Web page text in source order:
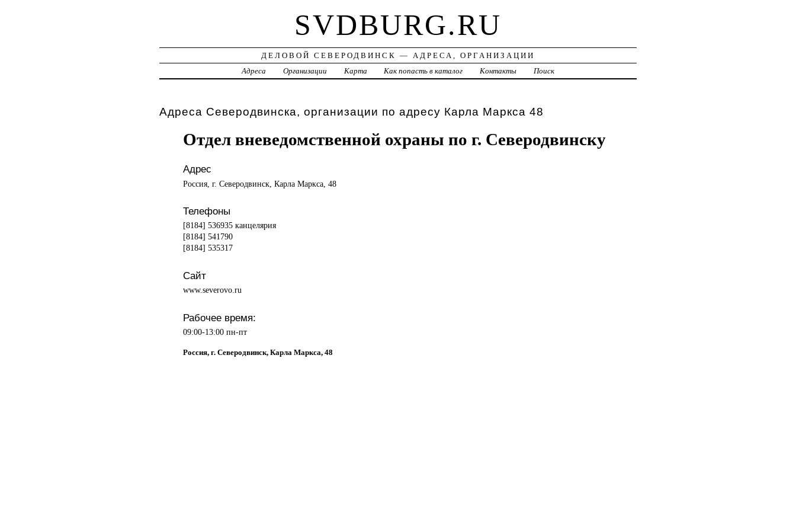
SVDBURG.RU
ДЕЛОВОЙ СЕВЕРОДВИНСК — АДРЕСА, ОРГАНИЗАЦИИ
Адреса
Организации Карта Как попасть в каталог Контакты Поиск
Адреса Северодвинска, организации по адресу Карла Маркса 48
Отдел вневедомственной охраны по г. Северодвинску
Адрес
Россия, г. Северодвинск, Карла Маркса, 48
Телефоны
[8184] 536935 канцелярия
[8184] 541790
[8184] 535317
Сайт
www.severovo.ru
Рабочее время:
09:00-13:00 пн-пт
Россия, г. Северодвинск, Карла Маркса, 48